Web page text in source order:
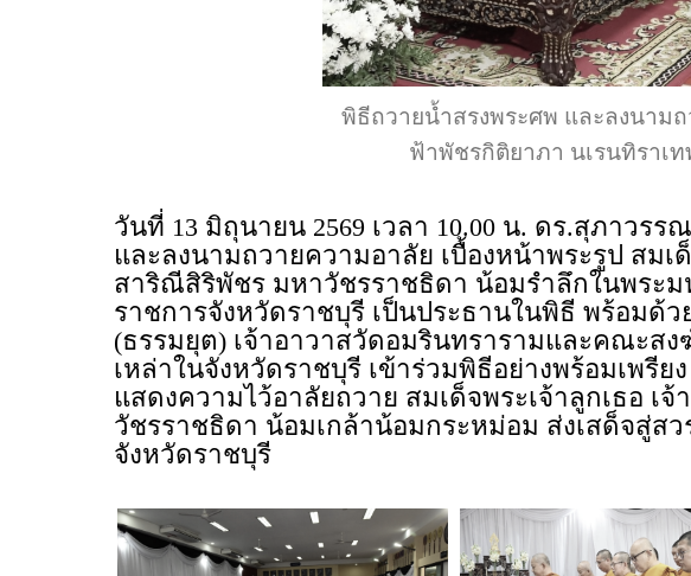
พิธีถวายน้ำสรงพระศพ และลงนามถ
ฟ้าพัชรกิติยาภา นเรนทิราเ
วันที่ 13 มิถุนายน 2569 เวลา 10.00 น. ดร.สุภาว
และลงนามถวายความอาลัย เบื้องหน้าพระรูป สม
สาริณีสิริพัชร มหาวัชรราชธิดา น้อมรำลึกในพร
ราชการจังหวัดราชบุรี เป็นประธานในพิธี พร้อมด้
(ธรรมยุต) เจ้าอาวาสวัดอมรินทรารามและคณะส
เหล่าในจังหวัดราชบุรี เข้าร่วมพิธีอย่างพร้อมเพรี
แสดงความไว้อาลัยถวาย สมเด็จพระเจ้าลูกเธอ
วัชรราชธิดา น้อมเกล้าน้อมกระหม่อม ส่งเสด็จสู่ส
จังหวัดราชบุรี